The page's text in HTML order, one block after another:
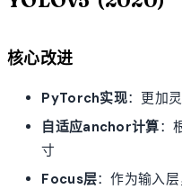
核心改进
PyTorch实现：更加
自适应anchor计算：
寸
Focus层：作为输入